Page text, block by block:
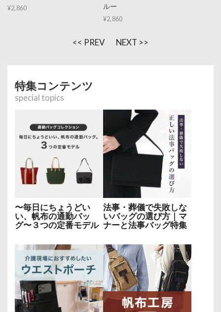
¥2,860
ルー
¥2,860
<< PREV NEXT >>
特集コンテンツ
special topics
〜毎日にちょうどい
い、帆布の通勤バッ
グ〜３つの定番モデル
法事・葬儀で失敗しな
いバッグの選び方｜マ
ナーと法事バッグ特集